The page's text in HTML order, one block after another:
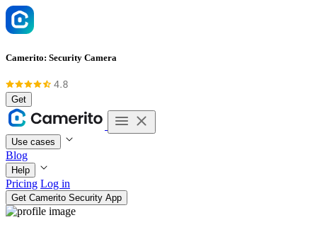
Camerito: Security Camera
Get
Use cases
Blog
Help
Pricing Log in
Get Camerito Security App